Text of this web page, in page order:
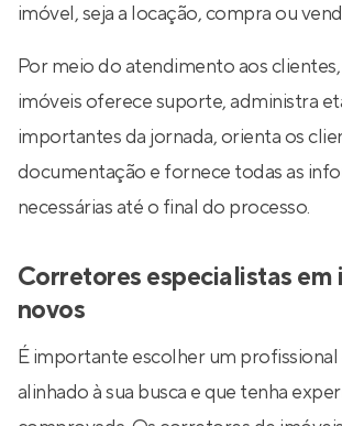
imóvel, seja a locação, compra ou
Por meio do atendimento aos
imóveis oferece suporte, administra
importantes da jornada, orienta os
documentação e fornece todas as
necessárias até o final do processo.
Corretores especialistas em
novos
É importante escolher um profissional
alinhado à sua busca e que tenha